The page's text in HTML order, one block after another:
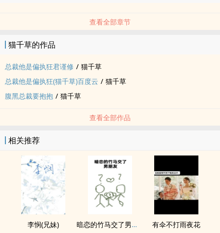
查看全部章节
猫千草的作品
总裁他是偏执狂君谨修 / 猫千草
总裁他是偏执狂(猫千草)百度云 / 猫千草
腹黑总裁要抱抱 / 猫千草
查看全部作品
相关推荐
李悯(兄妹) 暗恋的竹马交了男朋友（bg，弯掰直，1v2） 有伞不打雨夜花